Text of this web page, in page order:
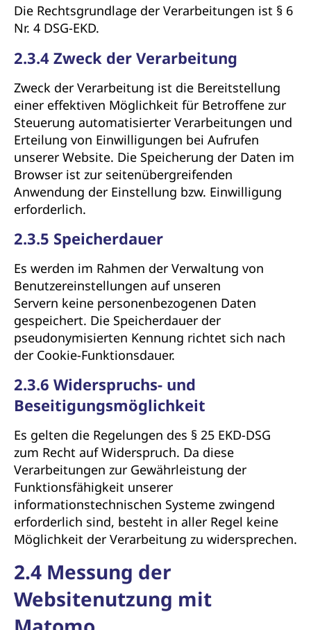
Die Rechtsgrundlage der Verarbeitungen ist § 6
Nr. 4 DSG-EKD.
2.3.4 Zweck der Verarbeitung
Zweck der Verarbeitung ist die Bereitstellung
einer effektiven Möglichkeit für Betroffene zur
Steuerung automatisierter Verarbeitungen und
Erteilung von Einwilligungen bei Aufrufen
unserer Website. Die Speicherung der Daten im
Browser ist zur seitenübergreifenden
Anwendung der Einstellung bzw. Einwilligung
erforderlich.
2.3.5 Speicherdauer
Es werden im Rahmen der Verwaltung von
Benutzereinstellungen auf unseren
Servern keine personenbezogenen Daten
gespeichert. Die Speicherdauer der
pseudonymisierten Kennung richtet sich nach
der Cookie-Funktionsdauer.
2.3.6 Widerspruchs- und
Beseitigungsmöglichkeit
Es gelten die Regelungen des § 25 EKD-DSG
zum Recht auf Widerspruch. Da diese
Verarbeitungen zur Gewährleistung der
Funktionsfähigkeit unserer
informationstechnischen Systeme zwingend
erforderlich sind, besteht in aller Regel keine
Möglichkeit der Verarbeitung zu widersprechen.
2.4 Messung der
Websitenutzung mit